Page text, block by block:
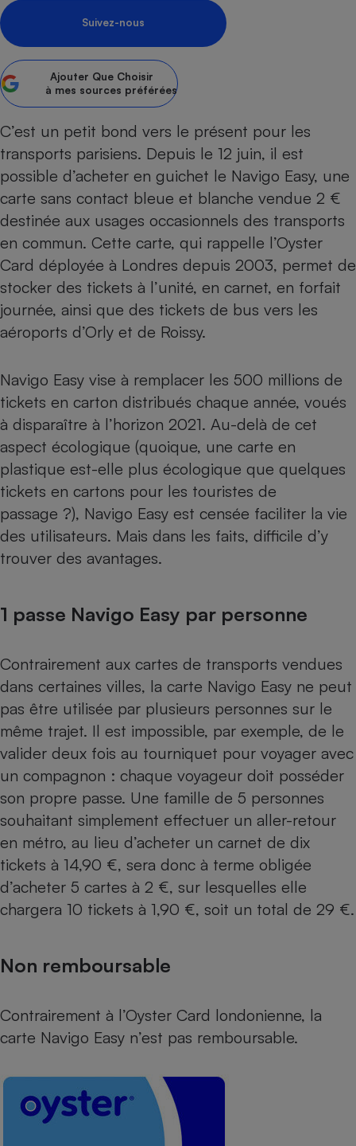
Suivez-nous
Ajouter Que Choisir
à mes sources préférées
C’est un petit bond vers le présent pour les
transports parisiens. Depuis le 12 juin, il est
possible d’acheter en guichet le Navigo Easy, une
carte sans contact bleue et blanche vendue 2 €
destinée aux usages occasionnels des transports
en commun. Cette carte, qui rappelle l’Oyster
Card déployée à Londres depuis 2003, permet de
stocker des tickets à l’unité, en carnet, en forfait
journée, ainsi que des tickets de bus vers les
aéroports d’Orly et de Roissy.
Navigo Easy vise à remplacer les 500 millions de
tickets en carton distribués chaque année, voués
à disparaître à l’horizon 2021. Au-delà de cet
aspect écologique (quoique, une carte en
plastique est-elle plus écologique que quelques
tickets en cartons pour les touristes de
passage ?), Navigo Easy est censée faciliter la vie
des utilisateurs. Mais dans les faits, difficile d’y
trouver des avantages.
1 passe Navigo Easy par personne
Contrairement aux cartes de transports vendues
dans certaines villes, la carte Navigo Easy ne peut
pas être utilisée par plusieurs personnes sur le
même trajet. Il est impossible, par exemple, de le
valider deux fois au tourniquet pour voyager avec
un compagnon : chaque voyageur doit posséder
son propre passe. Une famille de 5 personnes
souhaitant simplement effectuer un aller-retour
en métro, au lieu d’acheter un carnet de dix
tickets à 14,90 €, sera donc à terme obligée
d’acheter 5 cartes à 2 €, sur lesquelles elle
chargera 10 tickets à 1,90 €, soit un total de 29 €.
Non remboursable
Contrairement à l’Oyster Card londonienne, la
carte Navigo Easy n’est pas remboursable.
bouteille
Banque
Petit électroménager -
induction
Cafetière à expressos
Robot ménager
Téléviseur
Smartphone
Antivirus
Matelas
Radiateur électrique
Climatiseur -
Ventilateur
Antimoustique